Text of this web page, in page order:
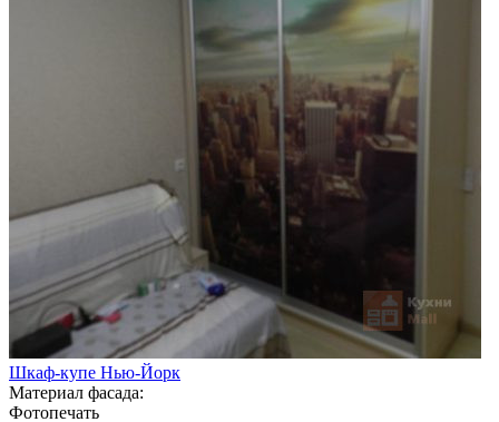
Шкаф-купе Нью-Йорк
Материал фасада:
Фотопечать